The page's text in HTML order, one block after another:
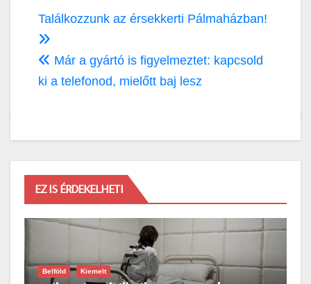
Bejegyzés
navigáció
Találkozzunk az érsekkerti Pálmaházban!
Már a gyártó is figyelmeztet: kapcsold
ki a telefonod, mielőtt baj lesz
EZ IS ÉRDEKELHETI
Belföld Kiemelt